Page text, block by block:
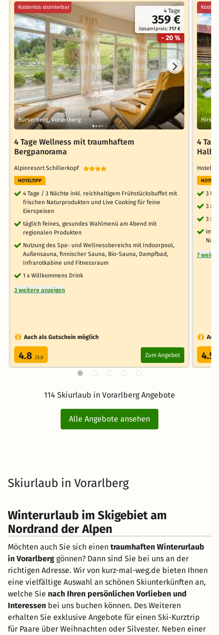
4 Tage
359 €
Gesamtpreis:717 €
- 20 %
Kostenlos stornierbar
Bürserberg, Vorarlberg
4 Tage Wellness mit traumhaftem
Bergpanorama
Alpinresort Schillerkopf
HOTELTIPP
4 Tage / 3 Nächte inkl. reichhaltigem Frühstücksbuffet mit
frischen Naturprodukten und Live Cooking für feine
Eierspeisen
täglich feines, gesundes Wahlmenü am Abend mit
regionalen Produkten
Nutzung des Spa- und Wellnessbereichs mit Indoorpool,
Außensauna, finnischer Sauna, Bio-Sauna, Dampfbad,
Infrarotkabine und Fitnessraum
1 x Willkommens Drink
3 weitere anzeigen
Auch als Gutschein möglich
4.8 /5.0 Zum Angebot
4
Hotel
3
3 x
3 x
im
7
4.5
114 Skiurlaub in Vorarlberg Angebote
Alle Angebote ansehen
Skiurlaub in Vorarlberg
Winterurlaub im Skigebiet am
Nordrand der Alpen
Möchten auch Sie sich einen traumhaften Winterurlaub
in Vorarlberg gönnen? Dann sind Sie bei uns an der
richtigen Adresse. Wir von kurz-mal-weg.de bieten Ihnen
eine vielfältige Auswahl an schönen Skiunterkünften an,
welche Sie nach Ihren persönlichen Vorlieben und
Interessen bei uns buchen können. Des Weiteren
erhalten Sie exklusive Angebote für einen Ski-Kurztrip
für Paare über Weihnachten oder Silvester. Neben einer